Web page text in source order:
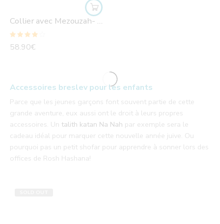
Collier avec Mezouzah- HaEsh Sheli- Hamsa
Note4.00
sur 5
58.90€
Accessoires breslev pour les enfants
Parce que les jeunes garçons font souvent partie de cette
grande aventure, eux aussi ont le droit à leurs propres
accessoires. Un talith katan Na Nah par exemple sera le
cadeau idéal pour marquer cette nouvelle année juive. Ou
pourquoi pas un petit shofar pour apprendre à sonner lors des
offices de Rosh Hashana!